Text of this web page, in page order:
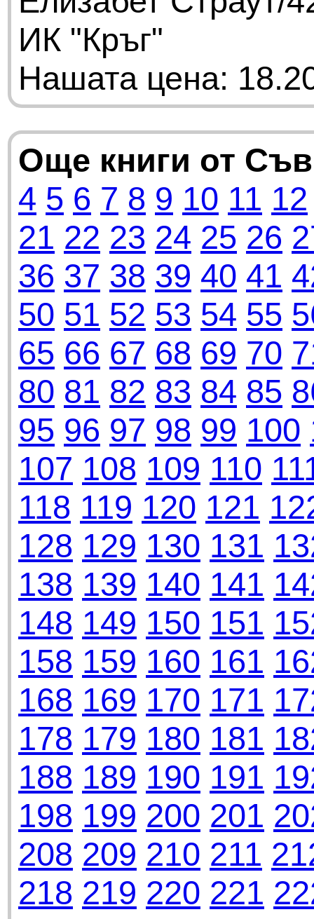
ИК "Кръг"
Нашата цена:
Още книги от
4 5 6 7 8 9 10 11 12
21 22 23 24 25 26
36 37 38 39 40 41
50 51 52 53 54 55
65 66 67 68 69 70
80 81 82 83 84 85
95 96 97 98 99 100
107 108 109 110
118 119 120 121
128 129 130 131
138 139 140 141
148 149 150 151
158 159 160 161
168 169 170 171
178 179 180 181
188 189 190 191
198 199 200 201
208 209 210 211
218 219 220 221